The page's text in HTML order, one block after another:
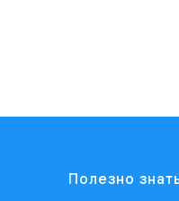
Полезно